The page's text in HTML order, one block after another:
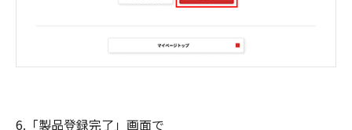
6.「製品登録完了」画面で